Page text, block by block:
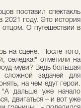
поставил спектакль
2021 году. Это история
О путешествии в
на сцене. После того,
селедка!" отметили на
муви? Ведь большая
задачей для
на чем едут герои.
"А дальше уже начало
двигаться – и вот уже